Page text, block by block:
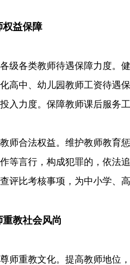
权益保障
各级各类教师待遇保障力度
高中、幼儿园教师工资待遇
入力度。保障教师课后服务
教师合法权益。维护教师教
等言行，构成犯罪的，依法
评比考核事项，为中小学、
教社会风尚
尊师重教文化。提高教师地